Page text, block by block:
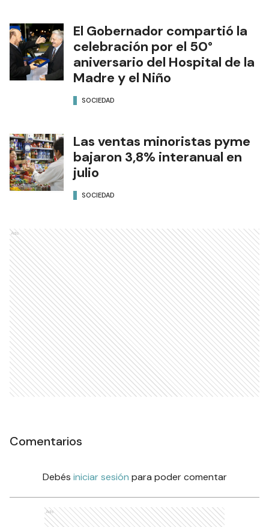
El Gobernador compartió la
celebración por el 50°
aniversario del Hospital de la
Madre y el Niño
SOCIEDAD
Las ventas minoristas pyme
bajaron 3,8% interanual en
julio
SOCIEDAD
Ads
Comentarios
Debés iniciar sesión para poder comentar
Ads